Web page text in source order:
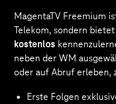
MagentaTV Freemium
Telekom, sondern
kostenlos
neben der WM
oder auf Abruf erleben,
Erste Folgen